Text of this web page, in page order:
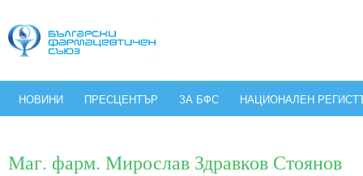
НОВИНИ ПРЕСЦЕНТЪР ЗА БФС НАЦИОНАЛЕН
Маг. фарм. Мирослав Здравков Стоянов